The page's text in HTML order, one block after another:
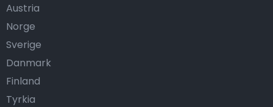
Austria
Norge
Sverige
Danmark
Finland
Tyrkia